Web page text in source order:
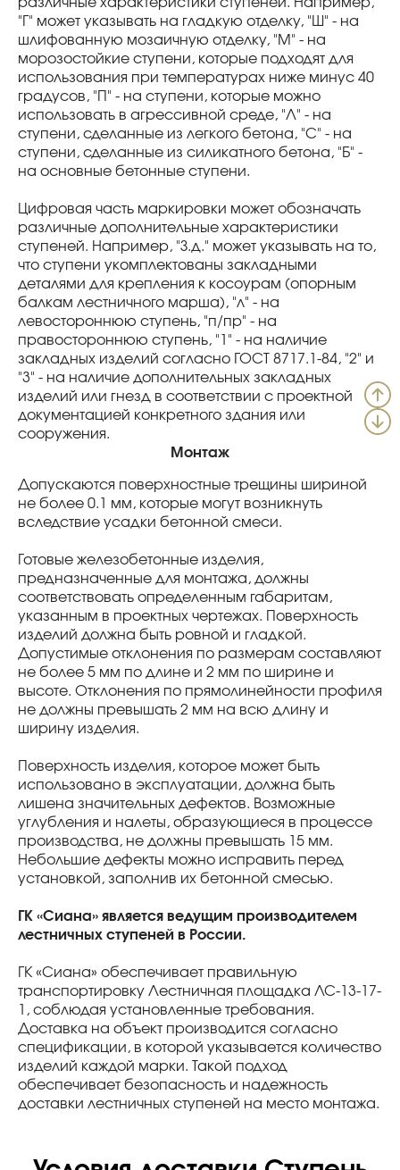
"Г" может указывать на гладкую отделку, "Ш" - на
шлифованную мозаичную отделку, "М" - на
морозостойкие ступени, которые подходят для
использования при температурах ниже минус 40
градусов, "П" - на ступени, которые можно
использовать в агрессивной среде, "Л" - на
ступени, сделанные из легкого бетона, "С" - на
ступени, сделанные из силикатного бетона, "Б" -
на основные бетонные ступени.
Цифровая часть маркировки может обозначать
различные дополнительные характеристики
ступеней. Например, "З.д." может указывать на то,
что ступени укомплектованы закладными
деталями для крепления к косоурам (опорным
балкам лестничного марша), "л" - на
левостороннюю ступень, "п/пр" - на
правостороннюю ступень, "1" - на наличие
закладных изделий согласно ГОСТ 8717.1-84, "2" и
"3" - на наличие дополнительных закладных
изделий или гнезд в соответствии с проектной
документацией конкретного здания или
сооружения.
Монтаж
Допускаются поверхностные трещины шириной
не более 0.1 мм, которые могут возникнуть
вследствие усадки бетонной смеси.
Готовые железобетонные изделия,
предназначенные для монтажа, должны
соответствовать определенным габаритам,
указанным в проектных чертежах. Поверхность
изделий должна быть ровной и гладкой.
Допустимые отклонения по размерам составляют
не более 5 мм по длине и 2 мм по ширине и
высоте. Отклонения по прямолинейности профиля
не должны превышать 2 мм на всю длину и
ширину изделия.
Поверхность изделия, которое может быть
использовано в эксплуатации, должна быть
лишена значительных дефектов. Возможные
углубления и налеты, образующиеся в процессе
производства, не должны превышать 15 мм.
Небольшие дефекты можно исправить перед
установкой, заполнив их бетонной смесью.
ГК «Сиана» является ведущим производителем
лестничных ступеней в России.
ГК «Сиана» обеспечивает правильную
транспортировку Лестничная площадка ЛС-13-17-
1, соблюдая установленные требования.
Доставка на объект производится согласно
спецификации, в которой указывается количество
изделий каждой марки. Такой подход
обеспечивает безопасность и надежность
доставки лестничных ступеней на место монтажа.